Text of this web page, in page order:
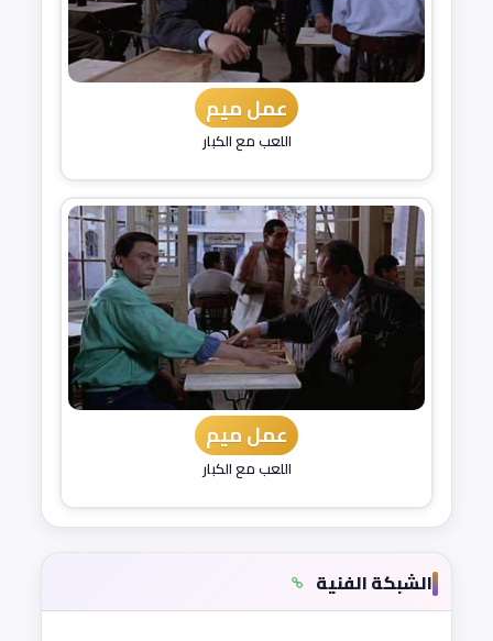
عمل ميم
اللعب مع الكبار
عمل ميم
اللعب مع الكبار
الشبكة الفنية